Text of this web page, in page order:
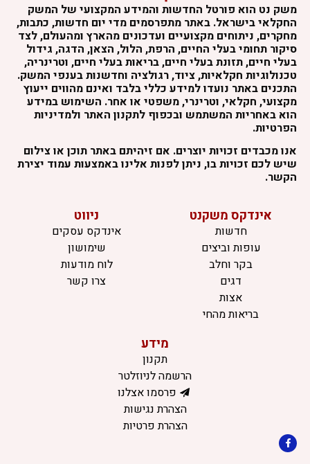
משק נט הוא פורטל החדשות והמידע המקצועי של המשק
החקלאי בישראל. באתר מתפרסמים מדי יום חדשות, כתבות,
מחקרים, ניתוחים מקצועיים ועדכונים מהארץ ומהעולם, לצד
סיקור תחומי בעלי החיים, הרפת, הלול, הצאן, הדגה, גידול
בעלי חיים, תזונת בעלי חיים, בריאות בעלי חיים, וטרינריה,
טכנולוגיות חקלאיות, ציוד, רגולציה וחדשנות בענפי המשק.
התכנים באתר נועדו למידע כללי בלבד ואינם מהווים ייעוץ
מקצועי, חקלאי, וטרינרי, משפטי או אחר. השימוש במידע
הוא באחריות המשתמש ובכפוף לתקנון האתר ולמדיניות
הפרטיות.
אנו מכבדים זכויות יוצרים. אם זיהיתם באתר תוכן או צילום
שיש לכם זכויות בו, ניתן לפנות אלינו באמצעות עמוד יצירת
הקשר.
אינדקס משקנט
חדשות
עופות וביצים
בקר וחלב
דגים
אצות
בריאות מהחי
ניווט
אינדקס עסקים
שימושון
לוח מודעות
צרו קשר
מידע
תקנון
הרשמה לניוזלטר
פרסמו אצלנו
הצהרת נגישות
הצהרת פרטיות